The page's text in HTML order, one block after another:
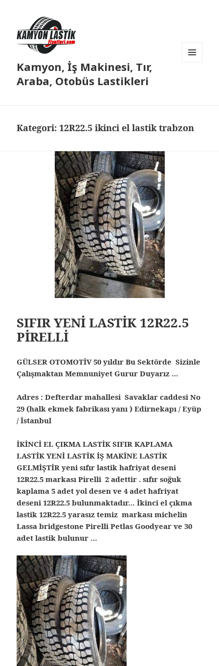
Kamyon, İş Makinesi, Tır,
Araba, Otobüs Lastikleri
Kategori:12R22.5 ikinci el lastik trabzon
SIFIR YENİ LASTİK 12R22.5
PİRELLİ
GÜLSER OTOMOTİV 50 yıldır Bu Sektörde Sizinle
Çalışmaktan Memnuniyet Gurur Duyarız …
Adres : Defterdar mahallesi Savaklar caddesi No
29 (halk ekmek fabrikası yanı ) Edirnekapı / Eyüp
/ İstanbul
İKİNCİ EL ÇIKMA LASTİK SIFIR KAPLAMA
LASTİK YENİ LASTİK İŞ MAKİNE LASTİK
GELMİŞTİR yeni sıfır lastik hafriyat deseni
12R22.5 markası Pirelli 2 adettir . sıfır soğuk
kaplama 5 adet yol desen ve 4 adet hafriyat
deseni 12R22.5 bulunmaktadır… İkinci el çıkma
lastik 12R22.5 yarasız temiz markası michelin
Lassa bridgestone Pirelli Petlas Goodyear ve 30
adet lastik bulunur …